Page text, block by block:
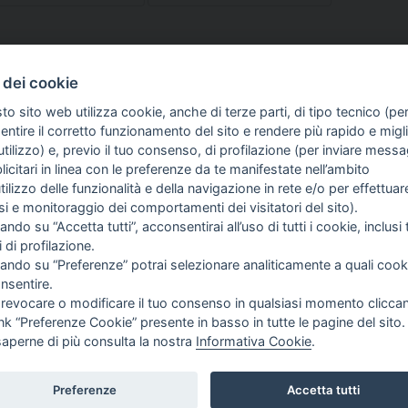
ed aventi la seguente natura: dispositivi medici e dispositivi medico – diagnostici in
e quant’altro) non hanno carattere né natura di pubblicità. Tutti i contenuti
in fase di preacquisto i prodotti venduti da RAM Apparecchi Medicali srl attraverso
SULL'AZIENDA
SIAMO
GUIDA AGLI ACQUISTI
PROCEDURA DI ACQUISTO
DIRITTO DI RECESSO
GESTIONE RESI
dei cookie
sito web utilizza cookie, anche di terze parti, di tipo tecnico (per
il corretto funzionamento del sito e rendere più rapido e
e, previo il tuo consenso, di profilazione (per inviare
in linea con le preferenze da te manifestate nell’ambito
delle funzionalità e della navigazione in rete e/o per
e monitoraggio dei comportamenti dei visitatori del sito).
su “Accetta tutti”, acconsentirai all’uso di tutti i cookie, inclusi
di profilazione.
su “Preferenze” potrai selezionare analiticamente a quali
revocare o modificare il tuo consenso in qualsiasi momento
“Preferenze Cookie” presente in basso in tutte le pagine del sito.
di più consulta la nostra Informativa Cookie.
Preferenze Accetta tutti